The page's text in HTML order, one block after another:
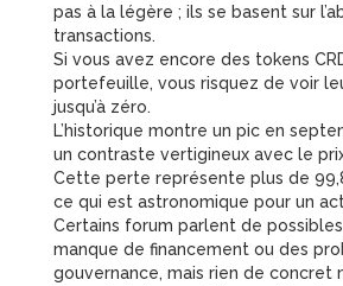
pas à la légère ; ils se basent sur
transactions.
Si vous avez encore des tokens
portefeuille, vous risquez de voir
jusqu’à zéro.
L’historique montre un pic en
un contraste vertigineux avec le
Cette perte représente plus de
ce qui est astronomique pour un
Certains forum parlent de
manque de financement ou des
gouvernance, mais rien de concret